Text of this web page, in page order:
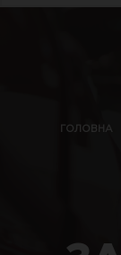
ГОЛОВНА